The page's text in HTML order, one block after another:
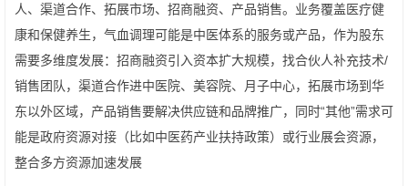
人、渠道合作、拓展市场、招商融资、产品销售。业务覆盖医疗健
康和保健养生，气血调理可能是中医体系的服务或产品，作为股东
需要多维度发展：招商融资引入资本扩大规模，找合伙人补充技术/
销售团队，渠道合作进中医院、美容院、月子中心，拓展市场到华
东以外区域，产品销售要解决供应链和品牌推广，同时“其他”需求可
能是政府资源对接（比如中医药产业扶持政策）或行业展会资源，
整合多方资源加速发展